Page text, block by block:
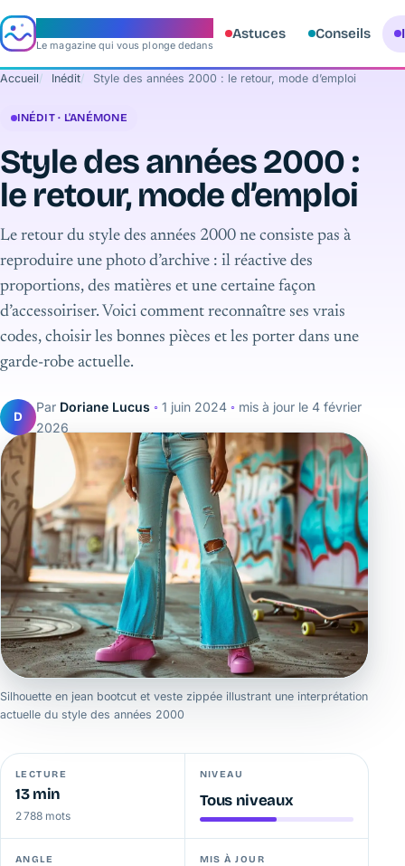
Le magazine qui vous plonge dedans
Astuces Conseils
Accueil Inédit Style des années 2000 : le retour, mode d’emploi
INÉDIT · L'ANÉMONE
Style des années 2000 :
le retour, mode d’emploi
Le retour du style des années 2000 ne consiste pas à
reproduire une photo d’archive : il réactive des
proportions, des matières et une certaine façon
d’accessoiriser. Voici comment reconnaître ses vrais
codes, choisir les bonnes pièces et les porter dans une
garde-robe actuelle.
D
Par Doriane Lucus ◦ 1 juin 2024 ◦ mis à jour le 4 février
2026
Silhouette en jean bootcut et veste zippée illustrant une interprétation
actuelle du style des années 2000
LECTURE
13 min
2 788 mots
NIVEAU
Tous niveaux
ANGLE MIS À JOUR